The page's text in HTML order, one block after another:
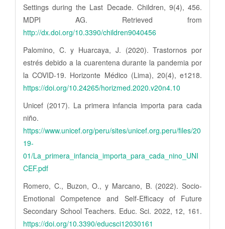
Settings during the Last Decade. Children, 9(4), 456.
MDPI AG. Retrieved from
http://dx.doi.org/10.3390/children9040456
Palomino, C. y Huarcaya, J. (2020). Trastornos por
estrés debido a la cuarentena durante la pandemia por
la COVID-19. Horizonte Médico (Lima), 20(4), e1218.
https://doi.org/10.24265/horizmed.2020.v20n4.10
Unicef (2017). La primera infancia importa para cada
niño.
https://www.unicef.org/peru/sites/unicef.org.peru/files/20
19-
01/La_primera_infancia_importa_para_cada_nino_UNI
CEF.pdf
Romero, C., Buzon, O., y Marcano, B. (2022). Socio-
Emotional Competence and Self-Efficacy of Future
Secondary School Teachers. Educ. Sci. 2022, 12, 161.
https://doi.org/10.3390/educsci12030161